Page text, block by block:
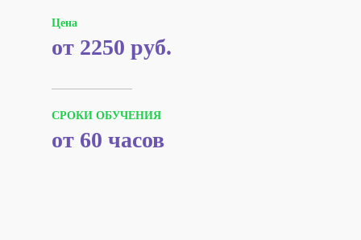
СРОКИ ОБУЧЕНИЯ
Цена
от 60 часов
от 2250 руб.